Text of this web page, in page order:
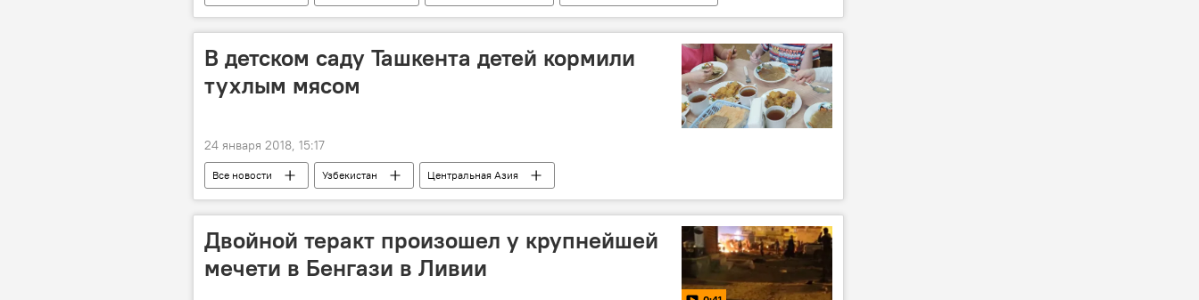
визит
Центральная Азия Таджикистан
В детском саду Ташкента детей кормили
тухлым мясом
24 января 2018, 15:17
Все новости Узбекистан Центральная Азия
Двойной теракт произошел у крупнейшей
мечети в Бенгази в Ливии